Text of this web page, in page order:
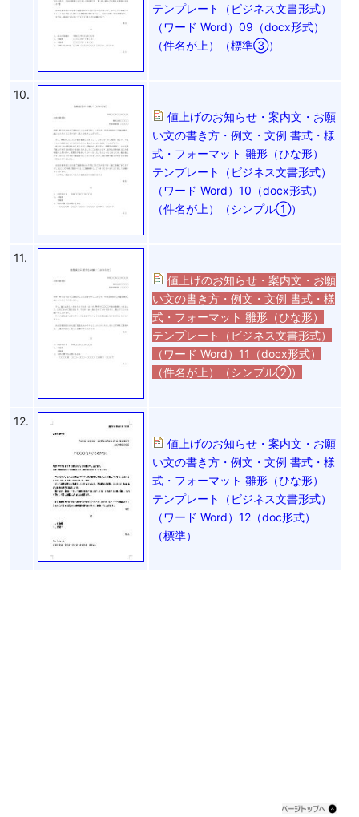
テンプレート（ビジネス文書形式）
（ワード Word）09（docx形式）
（件名が上）（標準③）
10.
値上げのお知らせ・案内文・お願
い文の書き方・例文・文例 書式・様
式・フォーマット 雛形（ひな形）
テンプレート（ビジネス文書形式）
（ワード Word）10（docx形式）
（件名が上）（シンプル①）
11.
値上げのお知らせ・案内文・お願
い文の書き方・例文・文例 書式・様
式・フォーマット 雛形（ひな形）
テンプレート（ビジネス文書形式）
（ワード Word）11（docx形式）
（件名が上）（シンプル②）
12.
値上げのお知らせ・案内文・お願
い文の書き方・例文・文例 書式・様
式・フォーマット 雛形（ひな形）
テンプレート（ビジネス文書形式）
（ワード Word）12（doc形式）
（標準）